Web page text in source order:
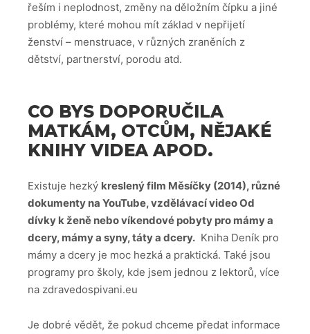
řeším i neplodnost, změny na děložním čípku a jiné
problémy, které mohou mít základ v nepřijetí
ženství – menstruace, v různých zraněních z
dětství, partnerství, porodu atd.
CO BYS DOPORUČILA
MATKÁM, OTCŮM, NĚJAKÉ
KNIHY VIDEA APOD.
Existuje hezký kreslený film Měsíčky (2014), různé
dokumenty na YouTube, vzdělávací video Od
dívky k ženě nebo víkendové pobyty pro mámy a
dcery, mámy a syny, táty a dcery. Kniha Deník pro
mámy a dcery je moc hezká a praktická. Také jsou
programy pro školy, kde jsem jednou z lektorů, více
na zdravedospivani.eu
Je dobré vědět, že pokud chceme předat informace